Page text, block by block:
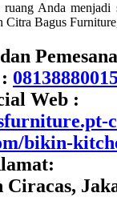
Anda
Bagus
Web :
bikin-